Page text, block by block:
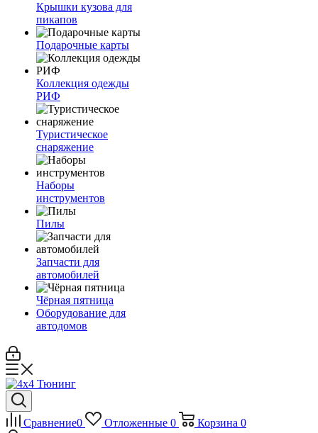
Крышки кузова для
пикапов
Подарочные карты
Коллекция одежды
РИФ
Туристическое
снаряжение
Наборы
инструментов
Пилы
Запчасти для
автомобилей
Чёрная пятница
Оборудование для
автодомов
Сравнение0 Отложенные 0 Корзина 0